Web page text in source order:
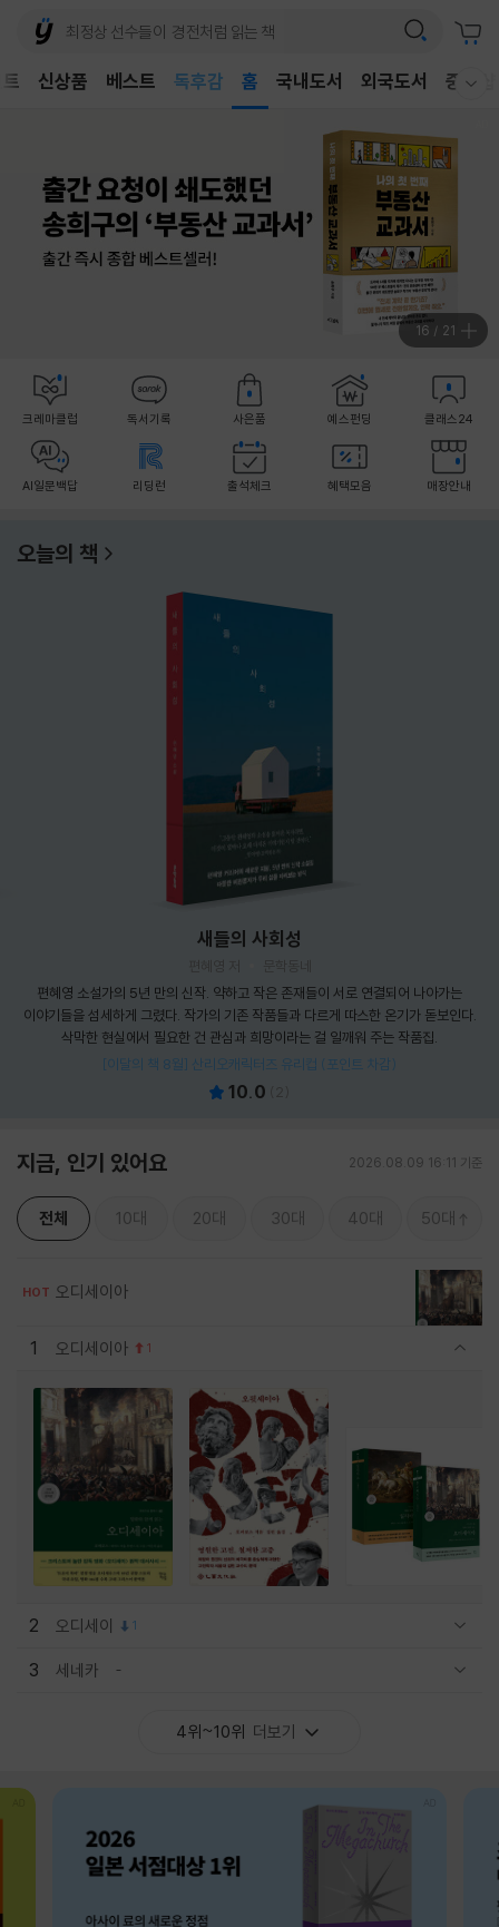
신상품 베스트
어린이
어린이
홈 국내도서 외국도서 중고샵
16 / 21
크레마클럽 독서기록 사은품 예스펀딩 클래스24
AI일문백답 리딩런 출석체크 혜택모음 매장안내
오늘의 책
새들의 사회성
편혜영 소설가의 5년 만의 신작. 약하고 작은 존재들이 서로 연결되어 나아가는
이야기들을 섬세하게 그렸다. 작가의 기존 작품들과 다르게 따스한 온기가 돋보인다.
삭막한 현실에서 필요한 건 관심과 희망이라는 걸 일깨워 주는 작품집.
[이달의 책 8월] 산리오캐릭터즈 유리컵 (포인트 차감)
10.0
지금, 인기 있어요 2026.08.09 16:11 기준
전체 10대 20대 30대 40대 50대
HOT 오디세이아
1 오디세이아 1
2 오디세이 1
3 세네카
4위~10위 더보기